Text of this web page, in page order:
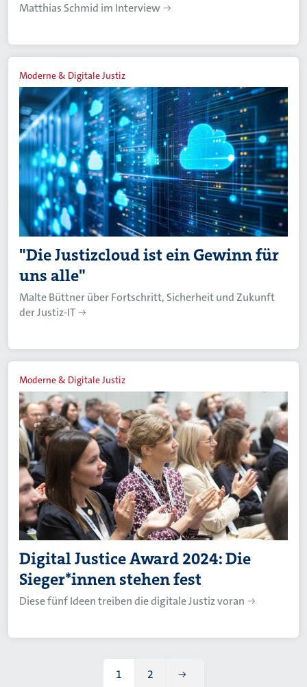
Matthias Schmid im Interview
Moderne & Digitale Justiz
"Die Justizcloud ist ein Gewinn für
uns alle"
Malte Büttner über Fortschritt, Sicherheit und Zukunft
der Justiz-IT
Moderne & Digitale Justiz
Digital Justice Award 2024: Die
Sieger*innen stehen fest
Diese fünf Ideen treiben die digitale Justiz voran
Aktuelle Seite
1 2